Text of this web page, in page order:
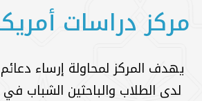
مركز دراسات
يهدف المركز لمحاولة إرساء
لدى الطلاب والباحثين الشباب